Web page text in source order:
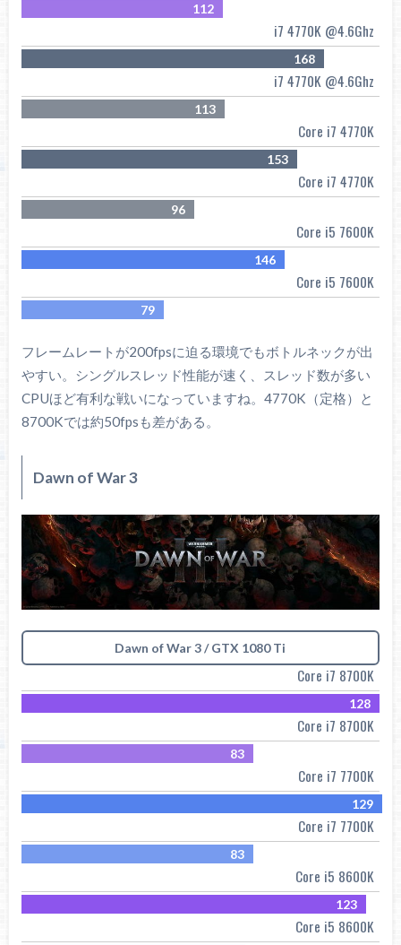
112
i7 4770K @4.6Ghz
168
i7 4770K @4.6Ghz
113
Core i7 4770K
153
Core i7 4770K
96
Core i5 7600K
146
Core i5 7600K
79
フレームレートが200fpsに迫る環境でもボトルネックが出
やすい。シングルスレッド性能が速く、スレッド数が多い
CPUほど有利な戦いになっていますね。4770K（定格）と
8700Kでは約50fpsも差がある。
Dawn of War 3
Dawn of War 3 / GTX 1080 Ti
Core i7 8700K
128
Core i7 8700K
83
Core i7 7700K
129
Core i7 7700K
83
Core i5 8600K
123
Core i5 8600K